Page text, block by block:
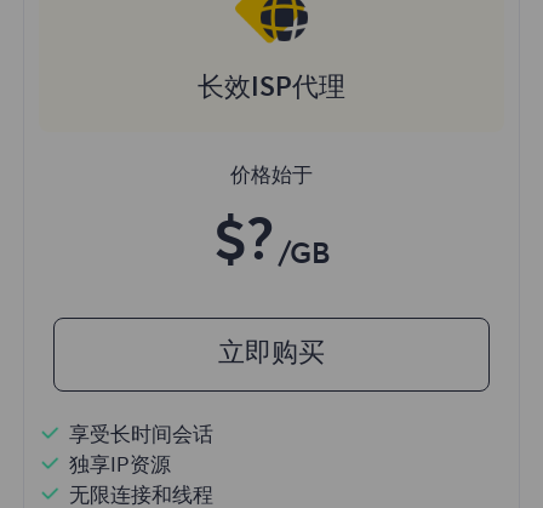
长效ISP代理
价格始于
$? /GB
立即购买
享受长时间会话
独享IP资源
无限连接和线程